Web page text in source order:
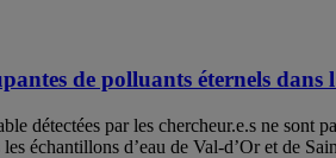
de polluants éternels
détectées par les chercheur.e.s ne
échantillons d’eau de Val-d’Or et de